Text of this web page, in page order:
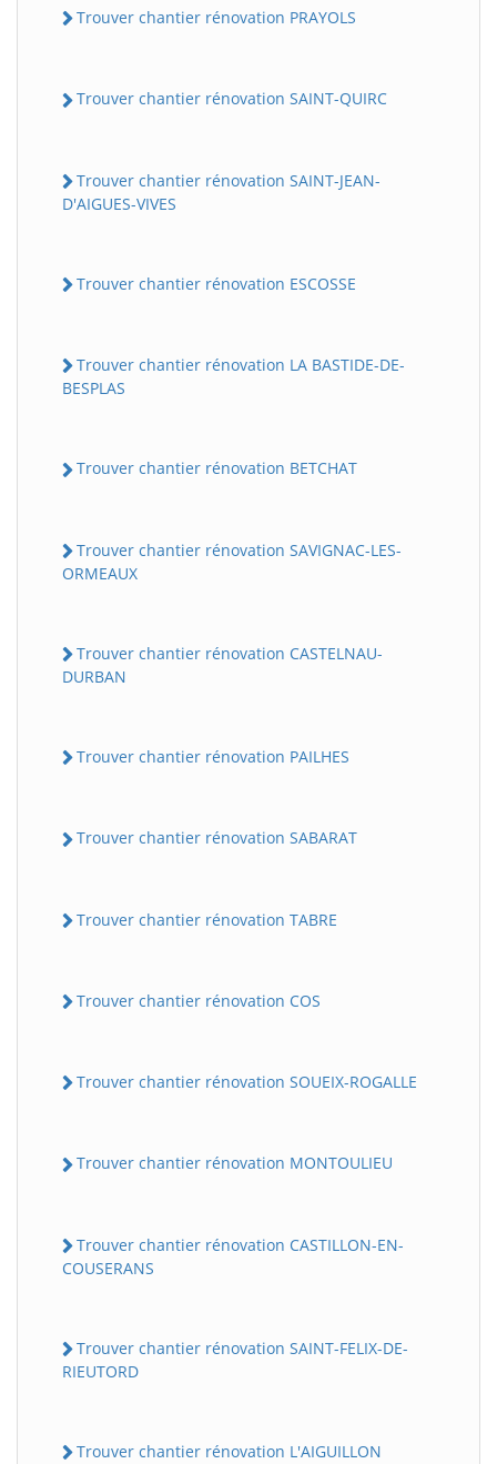
Trouver chantier rénovation PRAYOLS
Trouver chantier rénovation SAINT-QUIRC
Trouver chantier rénovation SAINT-JEAN-
D'AIGUES-VIVES
Trouver chantier rénovation ESCOSSE
Trouver chantier rénovation LA BASTIDE-DE-
BESPLAS
Trouver chantier rénovation BETCHAT
Trouver chantier rénovation SAVIGNAC-LES-
ORMEAUX
Trouver chantier rénovation CASTELNAU-
DURBAN
Trouver chantier rénovation PAILHES
Trouver chantier rénovation SABARAT
Trouver chantier rénovation TABRE
Trouver chantier rénovation COS
Trouver chantier rénovation SOUEIX-ROGALLE
Trouver chantier rénovation MONTOULIEU
Trouver chantier rénovation CASTILLON-EN-
COUSERANS
Trouver chantier rénovation SAINT-FELIX-DE-
RIEUTORD
Trouver chantier rénovation L'AIGUILLON